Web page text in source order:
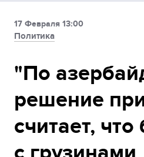
Спорт
17 Февраля 13:00
Политика
"По
решение
считает,
с грузинами